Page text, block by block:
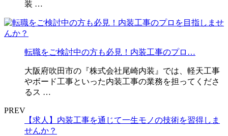
装 …
転職をご検討中の方も必見！内装工事のプロ…
大阪府吹田市の『株式会社尾崎内装』では、軽天工事
やボード工事といった内装工事の業務を担ってくださ
るス …
PREV
【求人】内装工事を通じて一生モノの技術を習得しま
せんか？